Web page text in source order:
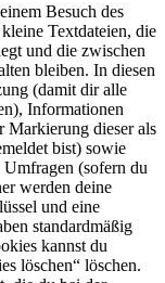
Besuch des
Textdateien, die
und die zwischen
bleiben. In diesen
(damit dir alle
Informationen
Markierung dieser als
bist) sowie
(sofern du
werden deine
und eine
standardmäßig
kannst du
löschen“ löschen.